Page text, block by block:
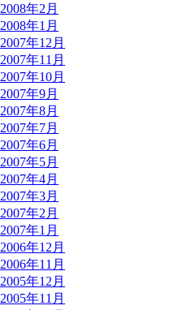
2008年2月
2008年1月
2007年12月
2007年11月
2007年10月
2007年9月
2007年8月
2007年7月
2007年6月
2007年5月
2007年4月
2007年3月
2007年2月
2007年1月
2006年12月
2006年11月
2005年12月
2005年11月